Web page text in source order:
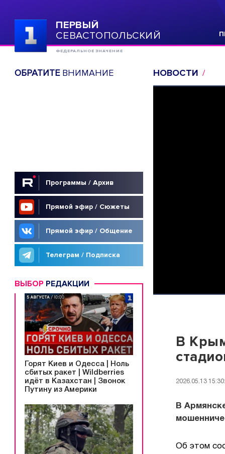
ПЕРВЫЙ
СЕВАСТОПОЛЬСКИЙ
ФЕДЕРАЛЬНОЕ ЗНАЧЕНИЕ
ОБРАТИТЕВНИМАНИЕ
Программы / Архив
Прямой эфир / Сюжеты
Прямой эфир / Общение
Телеграм / Подписка
ВЫБОР РЕДАКЦИИ
Горят Киев и Одесса | Ноль
сбитых ракет | Wildberries
идёт в Казахстан | Звонок
Путину из Америки
НОВОСТИ
В
2026.05.13
В
Об этом